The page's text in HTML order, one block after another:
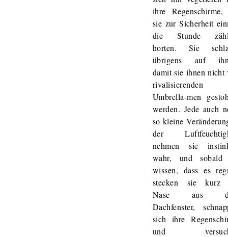
ihre Regenschirme,
sie zur Sicherheit
die Stunde
horten. Sie
übrigens auf
damit sie ihnen nicht
rivalisierenden
Umbrella-men
werden. Jede auch
so kleine
der
nehmen sie
wahr, und sobald
wissen, dass es
stecken sie kurz
Nase aus
Dachfenster,
sich ihre
und